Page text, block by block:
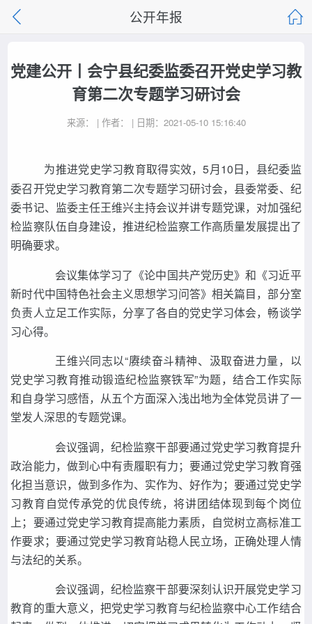
公开年报
党建公开丨会宁县纪委监委召开党史学习教
育第二次专题学习研讨会
来源： | 作者： | 日期：2021-05-10 15:16:40
为推进党史学习教育取得实效，5月10日，县纪委监
委召开党史学习教育第二次专题学习研讨会，县委常委、纪
委书记、监委主任王维兴主持会议并讲专题党课，对加强纪
检监察队伍自身建设，推进纪检监察工作高质量发展提出了
明确要求。
会议集体学习了《论中国共产党历史》和《习近平
新时代中国特色社会主义思想学习问答》相关篇目，部分室
负责人立足工作实际，分享了各自的党史学习体会，畅谈学
习心得。
王维兴同志以“赓续奋斗精神、汲取奋进力量，以
党史学习教育推动锻造纪检监察铁军”为题，结合工作实际
和自身学习感悟，从五个方面深入浅出地为全体党员讲了一
堂发人深思的专题党课。
会议强调，纪检监察干部要通过党史学习教育提升
政治能力，做到心中有责履职有力；要通过党史学习教育强
化担当意识，做到多作为、实作为、好作为；要通过党史学
习教育自觉传承党的优良传统，将讲团结体现到每个岗位
上；要通过党史学习教育提高能力素质，自觉树立高标准工
作要求；要通过党史学习教育站稳人民立场，正确处理人情
与法纪的关系。
会议强调，纪检监察干部要深刻认识开展党史学习
教育的重大意义，把党史学习教育与纪检监察中心工作结合